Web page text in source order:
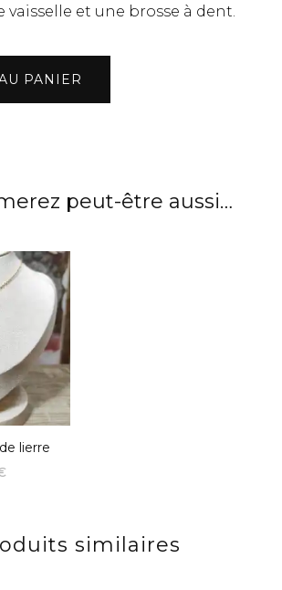
vaisselle et une brosse à dent.
PANIER
peut-être aussi…
lierre
similaires